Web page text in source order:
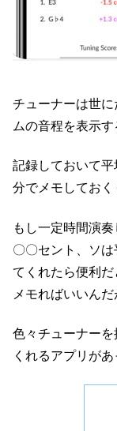
チューナーは世
ムの音程を表示す
記録しておいて
分でメモしておく
もし一定時間演
〇〇セント、ソ
てくれたら便利
メモればいいんだ
色々チューナー
くれるアプリが